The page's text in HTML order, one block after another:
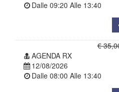
Dalle 09:20 Alle 13:40
€
AGENDA RX
12/08/2026
Dalle 08:00 Alle 13:40